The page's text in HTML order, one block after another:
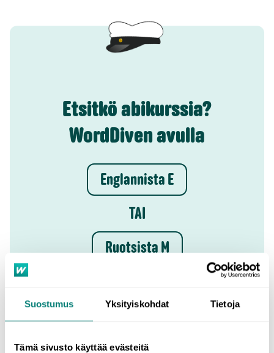
Suostumus Yksityiskohdat Tietoja
Tämä sivusto käyttää evästeitä
Etsitkö abikurssia?
WordDiven avulla
Englannista E
TAI
Ruotsista M